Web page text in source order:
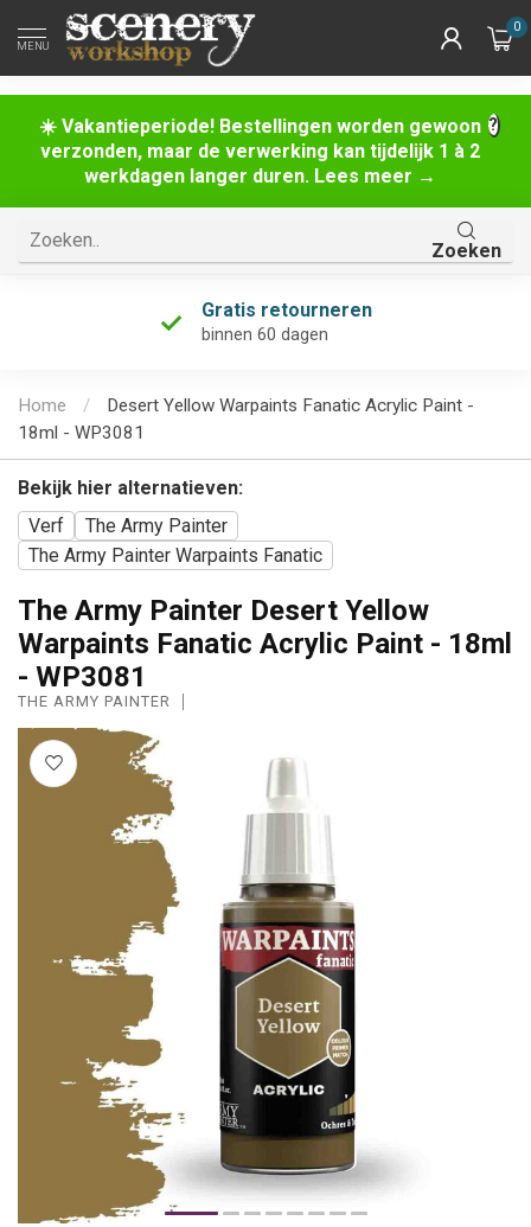
☀️ Vakantieperiode! Bestellingen worden gewoon
verzonden, maar de verwerking kan tijdelijk 1 à 2
werkdagen langer duren. Lees meer →
MENU
0
Zoeken
Gratis retourneren
binnen 60 dagen
Home /
Desert Yellow Warpaints Fanatic Acrylic Paint -
18ml - WP3081
Bekijk hier alternatieven:
Verf
The Army Painter
The Army Painter Warpaints Fanatic
The Army Painter Desert Yellow
Warpaints Fanatic Acrylic Paint - 18ml
- WP3081
THE ARMY PAINTER